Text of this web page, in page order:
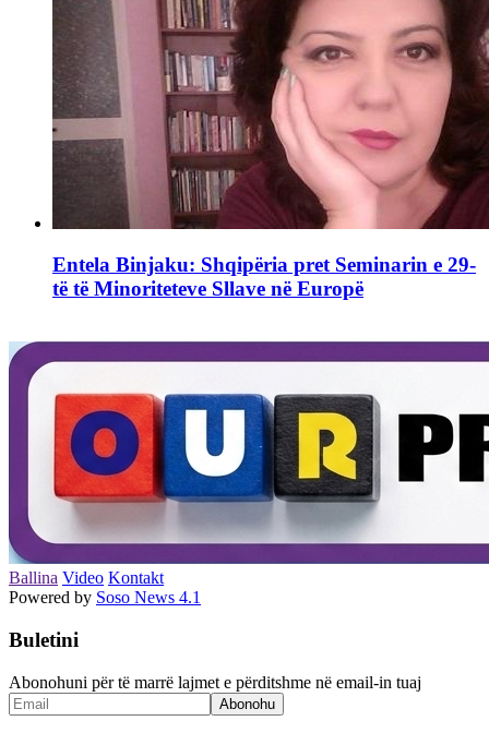
Entela Binjaku: Shqipëria pret Seminarin e 29-
të të Minoriteteve Sllave në Europë
Ballina Video Kontakt
Powered by Soso News 4.1
Buletini
Abonohuni për të marrë lajmet e përditshme në email-in tuaj
Abonohu